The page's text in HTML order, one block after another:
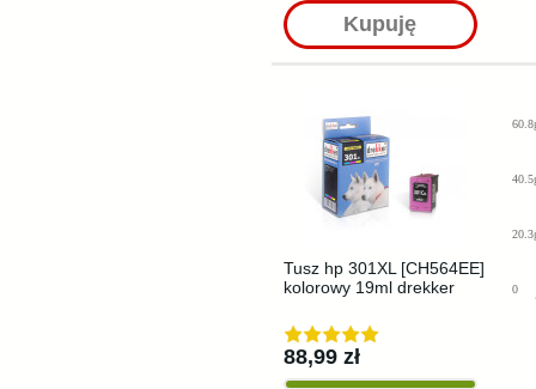
Kupuję
Tusz hp 301XL [CH564EE]
kolorowy 19ml drekker
88,99 zł
0